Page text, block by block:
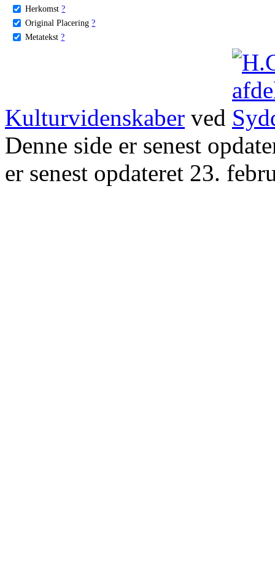
Herkomst ?
Original Placering ?
Metatekst ?
Kulturvidenskaber ved
Denne side er senest
er senest opdateret 23.